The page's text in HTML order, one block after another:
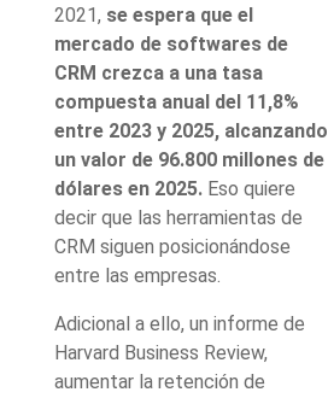
2021, se espera que el
mercado de softwares de
CRM crezca a una tasa
compuesta anual del 11,8%
entre 2023 y 2025, alcanzando
un valor de 96.800 millones de
dólares en 2025. Eso quiere
decir que las herramientas de
CRM siguen posicionándose
entre las empresas.
Adicional a ello, un informe de
Harvard Business Review,
aumentar la retención de